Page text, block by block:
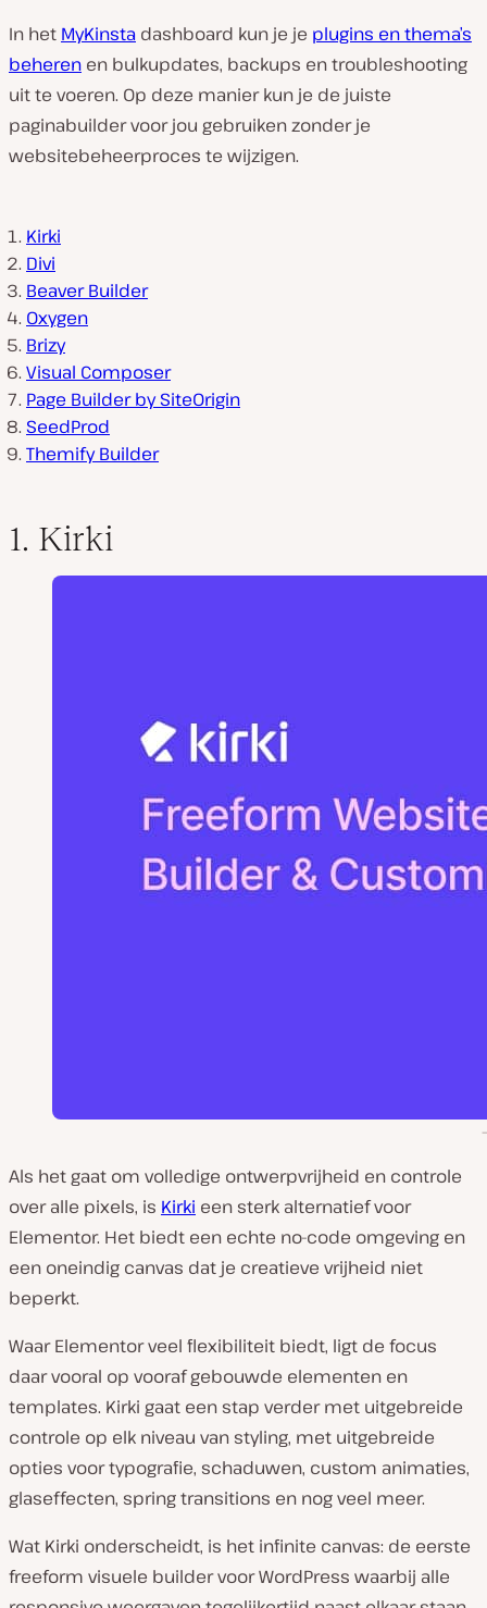
In het MyKinsta dashboard kun je je plugins en thema’s
beheren en bulkupdates, backups en troubleshooting
uit te voeren. Op deze manier kun je de juiste
paginabuilder voor jou gebruiken zonder je
websitebeheerproces te wijzigen.
Kirki
Divi
Beaver Builder
Oxygen
Brizy
Visual Composer
Page Builder by SiteOrigin
SeedProd
Themify Builder
1. Kirki
Als het gaat om volledige ontwerpvrijheid en controle
over alle pixels, is Kirki een sterk alternatief voor
Elementor. Het biedt een echte no-code omgeving en
een oneindig canvas dat je creatieve vrijheid niet
beperkt.
Waar Elementor veel flexibiliteit biedt, ligt de focus
daar vooral op vooraf gebouwde elementen en
templates. Kirki gaat een stap verder met uitgebreide
controle op elk niveau van styling, met uitgebreide
opties voor typografie, schaduwen, custom animaties,
glaseffecten, spring transitions en nog veel meer.
Wat Kirki onderscheidt, is het infinite canvas: de eerste
freeform visuele builder voor WordPress waarbij alle